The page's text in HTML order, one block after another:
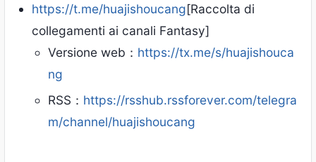
https://t.me/huajishoucang[Raccolta di
collegamenti ai canali Fantasy]
Versione web： https://tx.me/s/huajishouca
ng
RSS： https://rsshub.rssforever.com/telegra
m/channel/huajishoucang